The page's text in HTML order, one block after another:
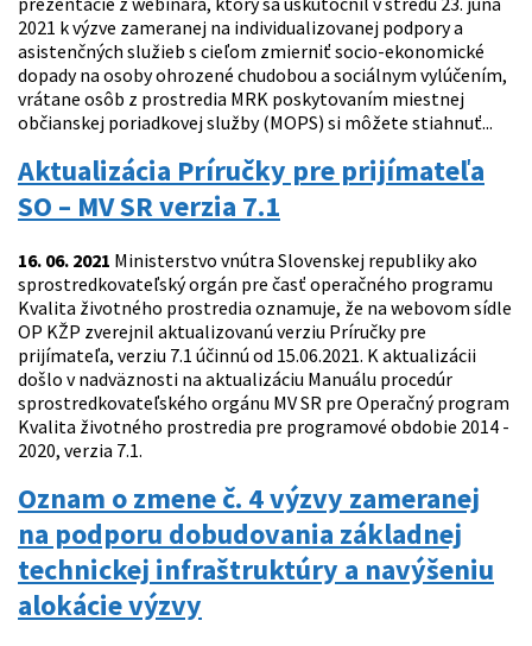
2021 k výzve zameranej na individualizovanej podpory a
asistenčných služieb s cieľom zmierniť socio-ekonomické
dopady na osoby ohrozené chudobou a sociálnym vylúčením,
vrátane osôb z prostredia MRK poskytovaním miestnej
občianskej poriadkovej služby (MOPS) si môžete stiahnuť...
Aktualizácia Príručky pre prijímateľa
SO – MV SR verzia 7.1
16. 06. 2021 Ministerstvo vnútra Slovenskej republiky ako
sprostredkovateľský orgán pre časť operačného programu
Kvalita životného prostredia oznamuje, že na webovom sídle
OP KŽP zverejnil aktualizovanú verziu Príručky pre
prijímateľa, verziu 7.1 účinnú od 15.06.2021. K aktualizácii
došlo v nadväznosti na aktualizáciu Manuálu procedúr
sprostredkovateľského orgánu MV SR pre Operačný program
Kvalita životného prostredia pre programové obdobie 2014 -
2020, verzia 7.1.
Oznam o zmene č. 4 výzvy zameranej
na podporu dobudovania základnej
technickej infraštruktúry a navýšeniu
alokácie výzvy